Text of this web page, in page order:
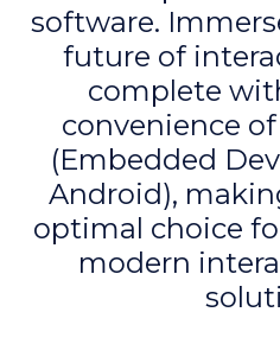
software.
future of
complete
convenience
(Embedded
Android),
optimal choice
modern